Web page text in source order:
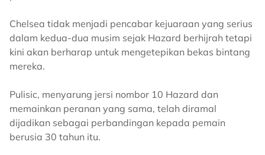
Chelsea tidak menjadi pencabar kejuaraan yang serius
dalam kedua-dua musim sejak Hazard berhijrah tetapi
kini akan berharap untuk mengetepikan bekas bintang
mereka.
Pulisic, menyarung jersi nombor 10 Hazard dan
memainkan peranan yang sama, telah diramal
dijadikan sebagai perbandingan kepada pemain
berusia 30 tahun itu.